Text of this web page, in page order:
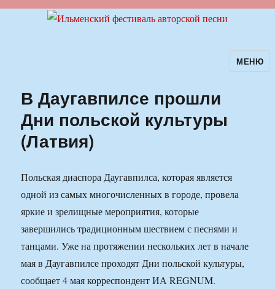
Ильменский фестиваль авторскойМЕНЮ
В Даугавпилсе прошли
Дни польской культуры
(Латвия)
Польская диаспора Даугавпилса, которая является
одной из самых многочисленных в городе, провела
яркие и зрелищные мероприятия, которые
завершились традиционным шествием с песнями и
танцами. Уже на протяжении нескольких лет в начале
мая в Даугавпилсе проходят Дни польской культуры,
сообщает 4 мая корреспондент ИА REGNUM.